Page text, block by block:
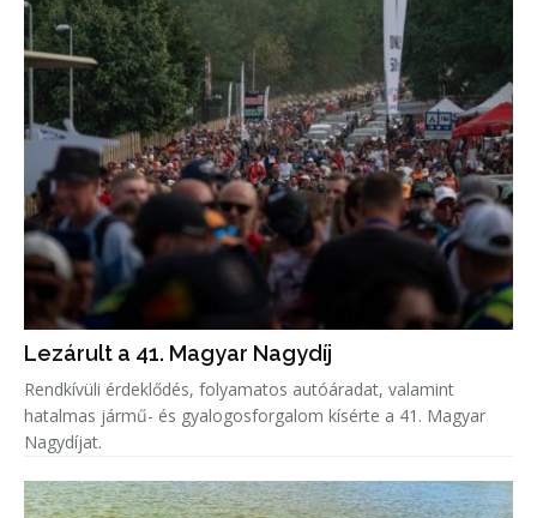
Lezárult a 41. Magyar Nagydíj
Rendkívüli érdeklődés, folyamatos autóáradat, valamint
hatalmas jármű- és gyalogosforgalom kísérte a 41. Magyar
Nagydíjat.